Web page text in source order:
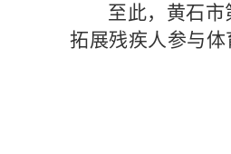
至此，黄石市
拓展残疾人参与体